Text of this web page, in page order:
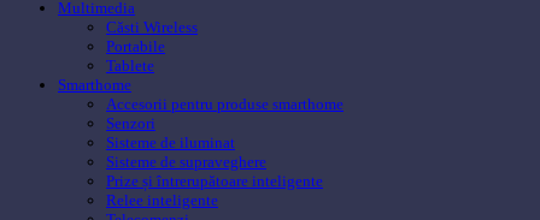
Multimedia
Căsti Wireless
Portabile
Tablete
Smarthome
Accesorii pentru produse smarthome
Senzori
Sisteme de iluminat
Sisteme de supraveghere
Prize și întrerupătoare inteligente
Relee inteligente